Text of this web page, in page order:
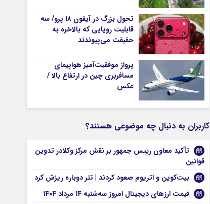
تحول بزرگ در آیفون ۱۸ پرو/ سه
قابلیت رویایی که بالاخره به
حقیقت می‌پیوندند
پرواز موفقیت‌آمیز هواپیمای
مسافربری چین در ارتفاع بالا /
عکس
کاربران به دنبال چه موضوعی هستند؟
تأکید معاون رییس ‌جمهور بر نقش مرکز وکلادر تدوین
قوانین
بیت‌کوین و اتریوم صعود کردند | تتر دوباره ریزش کرد
قیمت ارز‌های دیجیتال امروز سه‌شنبه ۱۴ مرداد ۱۴۰۴